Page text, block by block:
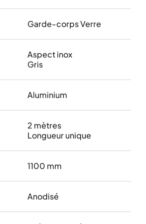
Garde-corps Verre
Aspect inox
Gris
Aluminium
2 mètres
Longueur unique
1100 mm
Anodisé